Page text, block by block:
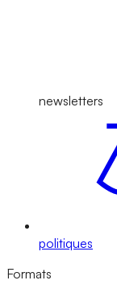
newsletters
politiques
Formats